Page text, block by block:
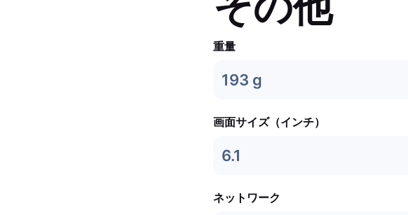
重量
193 g
画面サイズ（インチ）
6.1
ネットワーク